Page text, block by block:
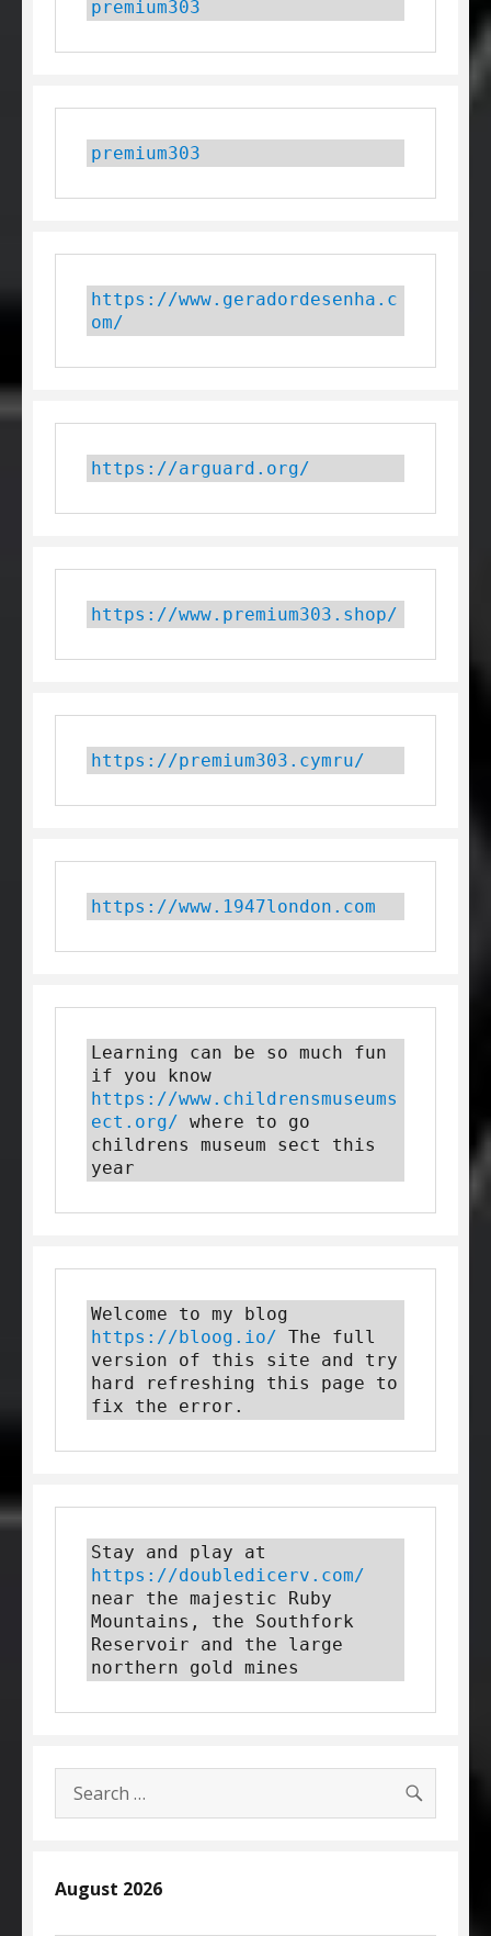
premium303
premium303
https://www.geradordesenha.c
om/
https://arguard.org/
https://www.premium303.shop/
https://premium303.cymru/
https://www.1947london.com
Learning can be so much fun
https://www.childrensmuseums
ect.org/ where to go
childrens museum sect this
year
https://bloog.io/ The full
version of this site and try
hard refreshing this page to
fix the error.
https://doubledicerv.com/
near the majestic Ruby
Mountains, the Southfork
Reservoir and the large
northern gold mines
Search
for:
August 2026